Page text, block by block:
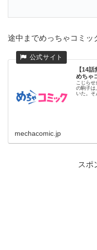
途中までめっちゃコミッ
【14
めちゃ
こじら
の駒子は
いた。そ
mechacomic.jp
スポ